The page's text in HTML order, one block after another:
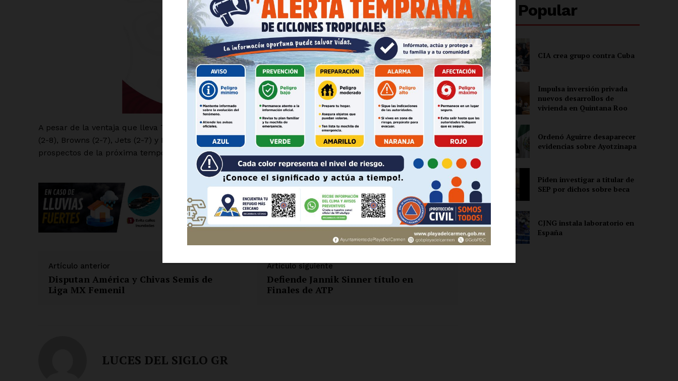
Luces
Del Siglo
SUSCRÍBETE AHORA
Empresa
Nosotros
Contacto
Política de privacidad
Políticas del Sitio
Información Propietaria / Financiación
Mi cuenta
A pesar de la ventaja que lleva Tennessee rumbo a la primera selección del 2026, los Giants (2-8), Saints
(2-8), Browns (2-7), Jets (2-7) y Raiders (2-7), quieren meterse a la lucha para tener a los mejores
prospectos de la próxima temporada y hacer una reconstrucción de sus franquicias.
- Anuncio -
Artículo anterior
Disputan América y Chivas Semis de
Liga MX Femenil
Artículo siguiente
Defiende Jannik Sinner título en
Finales de ATP
LUCES DEL SIGLO GR
Lo + Popular
CIA crea grupo contra Cuba
Impulsa inversión privada
nuevos desarrollos de
vivienda en Quintana Roo
Ordenó Aguirre desaparecer
evidencias sobre Ayotzinapa
Piden investigar a titular de
SEP por dichos sobre beca
CJNG instala laboratorio en
España